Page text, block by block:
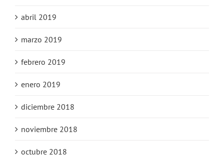
abril 2019
marzo 2019
febrero 2019
enero 2019
diciembre 2018
noviembre 2018
octubre 2018